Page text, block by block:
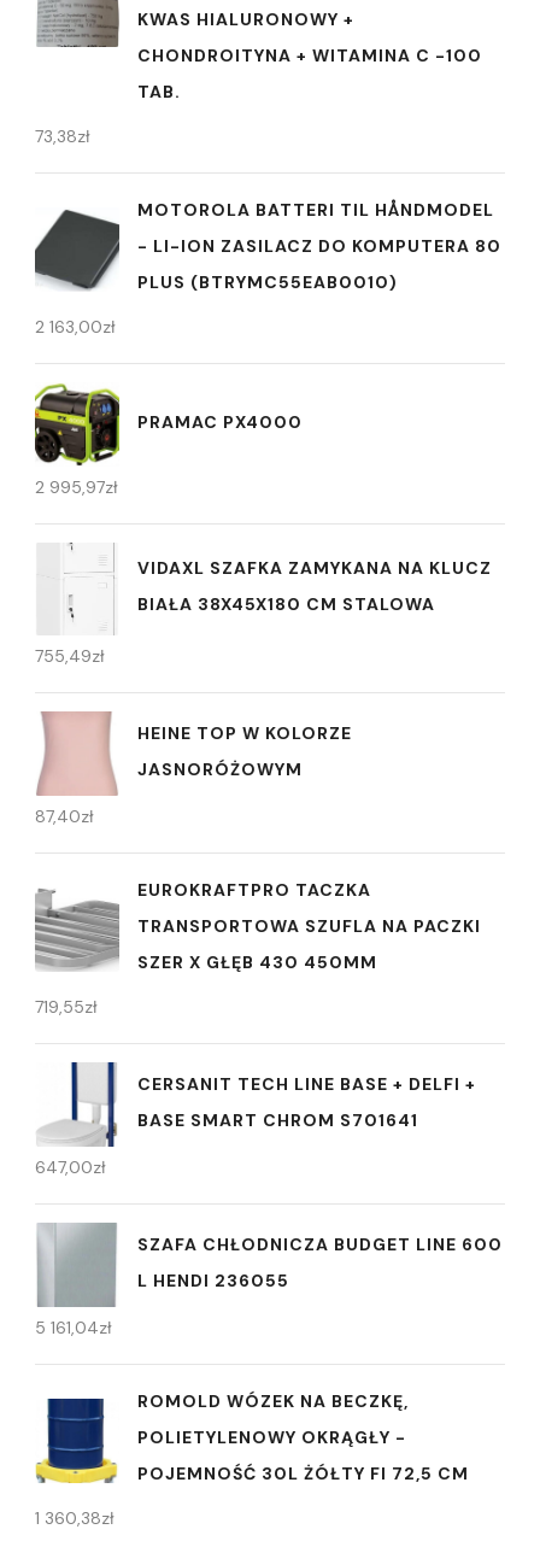
KWAS HIALURONOWY +
CHONDROITYNA + WITAMINA C -100
TAB.
73,38zł
MOTOROLA BATTERI TIL HÅNDMODEL
- LI-ION ZASILACZ DO KOMPUTERA 80
PLUS (BTRYMC55EAB0010)
2 163,00zł
PRAMAC PX4000
2 995,97zł
VIDAXL SZAFKA ZAMYKANA NA KLUCZ
BIAŁA 38X45X180 CM STALOWA
755,49zł
HEINE TOP W KOLORZE
JASNORÓŻOWYM
87,40zł
EUROKRAFTPRO TACZKA
TRANSPORTOWA SZUFLA NA PACZKI
SZER X GŁĘB 430 450MM
719,55zł
CERSANIT TECH LINE BASE + DELFI +
BASE SMART CHROM S701641
647,00zł
SZAFA CHŁODNICZA BUDGET LINE 600
L HENDI 236055
5 161,04zł
ROMOLD WÓZEK NA BECZKĘ,
POLIETYLENOWY OKRĄGŁY -
POJEMNOŚĆ 30L ŻÓŁTY FI 72,5 CM
1 360,38zł